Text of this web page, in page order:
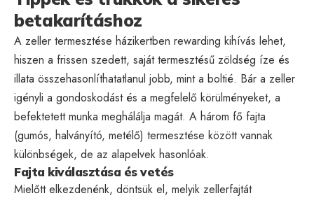
betakarításhoz
A zeller termesztése házikertben rewarding kihívás lehet,
hiszen a frissen szedett, saját termesztésű zöldség íze és
illata összehasonlíthatatlanul jobb, mint a boltié. Bár a zeller
igényli a gondoskodást és a megfelelő körülményeket, a
befektetett munka meghálálja magát. A három fő fajta
(gumós, halványító, metélő) termesztése között vannak
különbségek, de az alapelvek hasonlóak.
Fajta kiválasztása és vetés
Mielőtt elkezdenénk, döntsük el, melyik zellerfajtát